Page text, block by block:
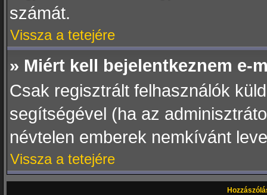
számát.
Vissza a tetejére
» Miért kell bejelentkeznem e-
Csak regisztrált felhasználók
segítségével (ha az
névtelen emberek nemkívánt
Vissza a tetejére